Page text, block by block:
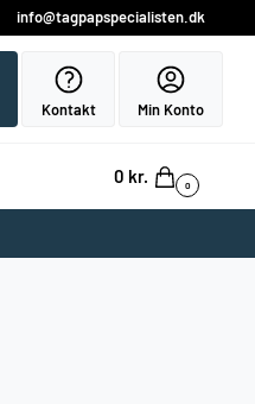
info@tagpapspecialisten.dk
Kontakt Min Konto
0 kr. 0